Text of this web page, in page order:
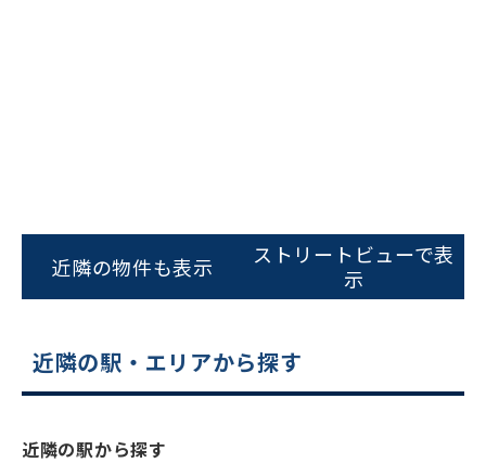
をお伝えいただくと
スムーズにご案内できます
平日 9:00〜18:00
近隣の物件も表示
ストリートビューで表
示
近隣の駅・エリアから探す
近隣の駅から探す